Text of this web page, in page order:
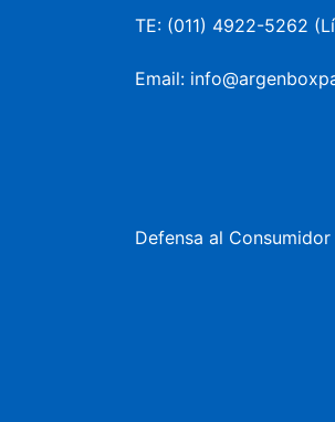
TE: (011) 4922-5262
Email:
Defensa al Consumidor